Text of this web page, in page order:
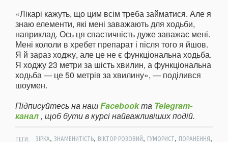
«Лікарі кажуть, що цим всім треба займатися. Але я
знаю елементи, які мені заважають для ходьби,
наприклад. Ось ця спастичність дуже заважає мені.
Мені кололи в хребет препарат і після того я йшов.
Я й зараз ходжу, але це не є функціональна ходьба.
Я ходжу 23 метри за шість хвилин, а функціональна
ходьба — це 50 метрів за хвилину», — поділився
шоумен.
Підписуйтесь на нашFacebookта Telegram-
канал, щоб бути в курсі найважливіших подій.
ТЕГИ: ЗІРКА, ЗНАМЕНИТІСТЬ, ВІКТОР РОЗОВИЙ, ГУМОРИСТ, ПОРАНЕННЯ,